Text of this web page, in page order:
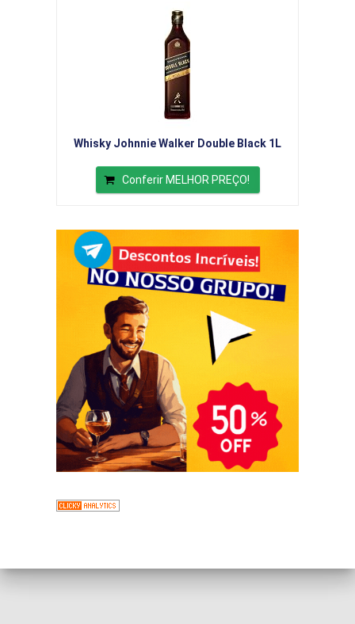
Whisky Johnnie Walker Double Black 1L
Conferir MELHOR PREÇO!